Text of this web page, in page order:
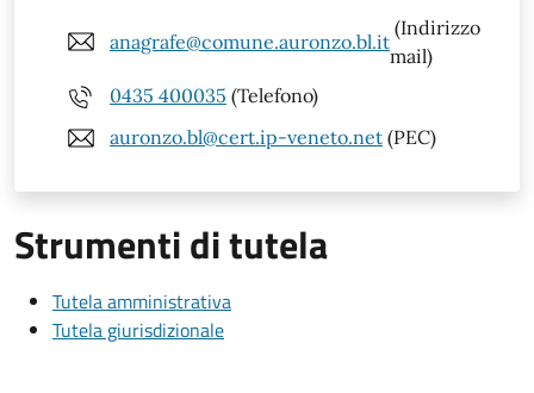
anagrafe@comune.auronzo.bl.it
(Indirizzo
mail)
0435 400035 (Telefono)
auronzo.bl@cert.ip-veneto.net (PEC)
Strumenti di tutela
Tutela amministrativa
Tutela giurisdizionale